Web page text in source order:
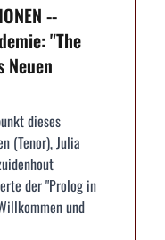
--
"The
Neuen
dieses
(Tenor), Julia
der "Prolog in
und